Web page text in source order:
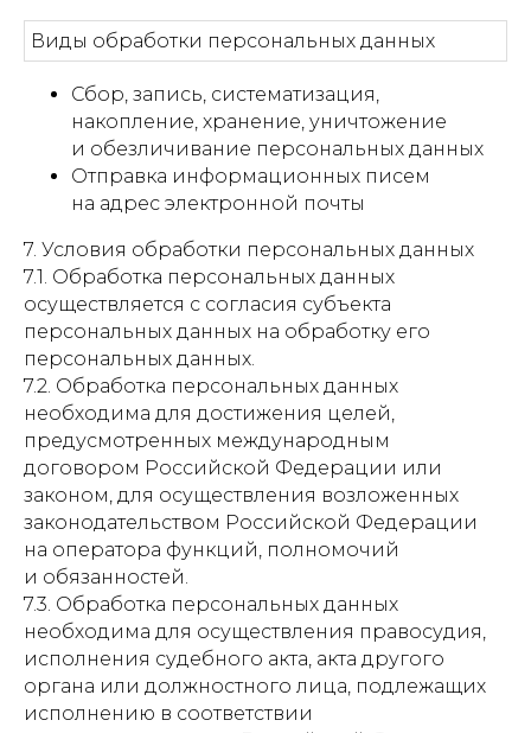
Виды обработки персональных данных
Сбор, запись, систематизация,
накопление, хранение, уничтожение
и обезличивание персональных данных
Отправка информационных писем
на адрес электронной почты
7. Условия обработки персональных данных
7.1. Обработка персональных данных
осуществляется с согласия субъекта
персональных данных на обработку его
персональных данных.
7.2. Обработка персональных данных
необходима для достижения целей,
предусмотренных международным
договором Российской Федерации или
законом, для осуществления возложенных
законодательством Российской Федерации
на оператора функций, полномочий
и обязанностей.
7.3. Обработка персональных данных
необходима для осуществления правосудия,
исполнения судебного акта, акта другого
органа или должностного лица, подлежащих
исполнению в соответствии